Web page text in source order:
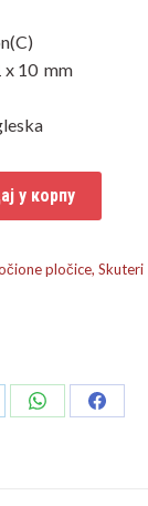
x 10 mm
у корпу
pločice, Skuteri
Share
Share